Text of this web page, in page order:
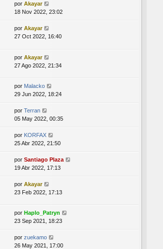
por Akayar
18 Nov 2022, 23:02
por Akayar
27 Oct 2022, 16:40
por Akayar
27 Ago 2022, 21:34
por Malacko
29 Jun 2022, 18:24
por Terran
05 May 2022, 00:35
por KORFAX
25 Abr 2022, 21:50
por Santiago Plaza
19 Abr 2022, 17:13
por Akayar
23 Feb 2022, 17:13
por Haplo_Patryn
23 Sep 2021, 18:23
por zuekamo
26 May 2021, 17:00